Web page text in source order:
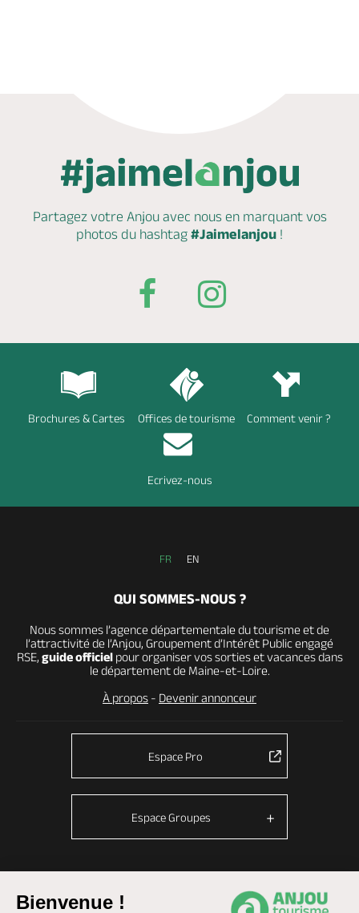
Bienvenue !
Partagez votre Anjou avec nous en marquantvos
photos du hashtag #Jaimelanjou !
Brochures & Cartes Offices de tourisme Comment venir ?
Ecrivez-nous
FR EN
QUI SOMMES-NOUS ?
Nous sommes l’agence départementale du tourisme et de
l’attractivité de l’Anjou, Groupement d’Intérêt Public engagé
RSE, guide officielpour organiser vos sorties et vacances dans
le département de Maine-et-Loire.
À propos - Devenir annonceur
Espace Pro
Espace Groupes
Fonctionnement du site